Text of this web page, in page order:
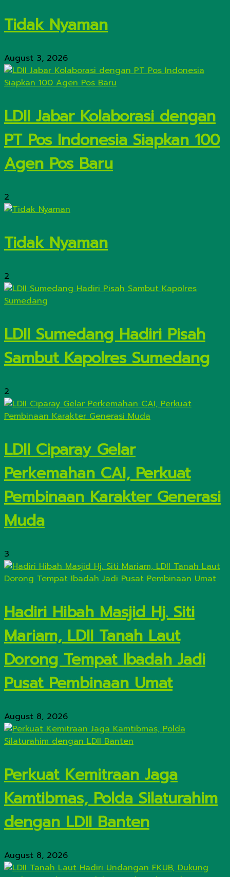
Tidak Nyaman
August 3, 2026
LDII Jabar Kolaborasi dengan
PT Pos Indonesia Siapkan 100
Agen Pos Baru
2
Tidak Nyaman
2
LDII Sumedang Hadiri Pisah
Sambut Kapolres Sumedang
2
LDII Ciparay Gelar
Perkemahan CAI, Perkuat
Pembinaan Karakter Generasi
Muda
3
Hadiri Hibah Masjid Hj. Siti
Mariam, LDII Tanah Laut
Dorong Tempat Ibadah Jadi
Pusat Pembinaan Umat
August 8, 2026
Perkuat Kemitraan Jaga
Kamtibmas, Polda Silaturahim
dengan LDII Banten
August 8, 2026